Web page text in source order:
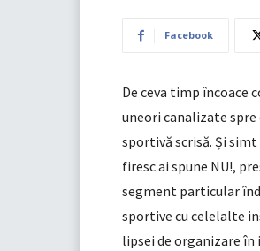
Facebook
De ceva timp încoace
uneori canalizate
sportivă scrisă. Și
firesc ai spune NU!,
segment particular
sportive cu celelalte
lipsei de organizare